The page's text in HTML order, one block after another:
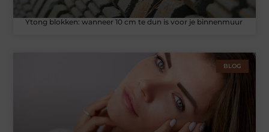
Ytong blokken: wanneer 10 cm te dun is voor je binnenmuur
BLOG